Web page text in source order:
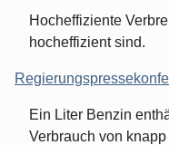
Hocheffiziente
hocheffizient sind.
Ein Liter Benzin
Verbrauch von